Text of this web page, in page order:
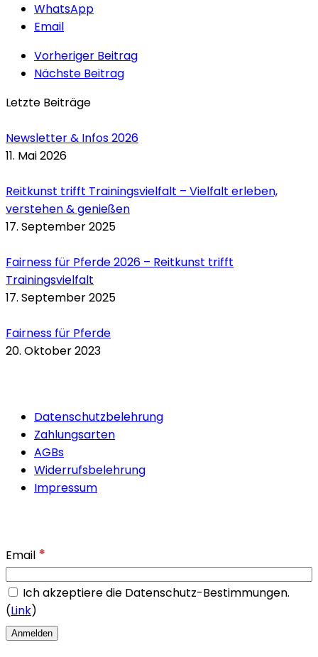
WhatsApp
Email
Vorheriger Beitrag
Nächste Beitrag
Letzte Beiträge
Newsletter & Infos 2026
11. Mai 2026
Reitkunst trifft Trainingsvielfalt – Vielfalt erleben,
verstehen & genießen
17. September 2025
Fairness für Pferde 2026 – Reitkunst trifft
Trainingsvielfalt
17. September 2025
Fairness für Pferde
20. Oktober 2023
Datenschutzbelehrung
Zahlungsarten
AGBs
Widerrufsbelehrung
Impressum
Email *
Ich akzeptiere die Datenschutz-Bestimmungen.
(Link)